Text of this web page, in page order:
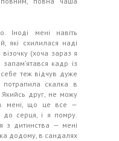
Іноді мені навіть
які схилилася наді
(хоча зараз я
кадр із
теж відчув дуже
потрапила скалка в
Якийсь друг, не можу
мені, що це все —
до серця, і я помру.
з дитинства — мені
додому, в сандалях